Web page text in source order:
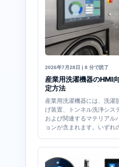
2026年7月28日 | 8 分で読了
産業用洗濯機器のHMI
定方法
産業用洗濯機器には、洗濯
げ装置、トンネル洗浄シス
および関連するマテリアル
ョンが含まれます。いず